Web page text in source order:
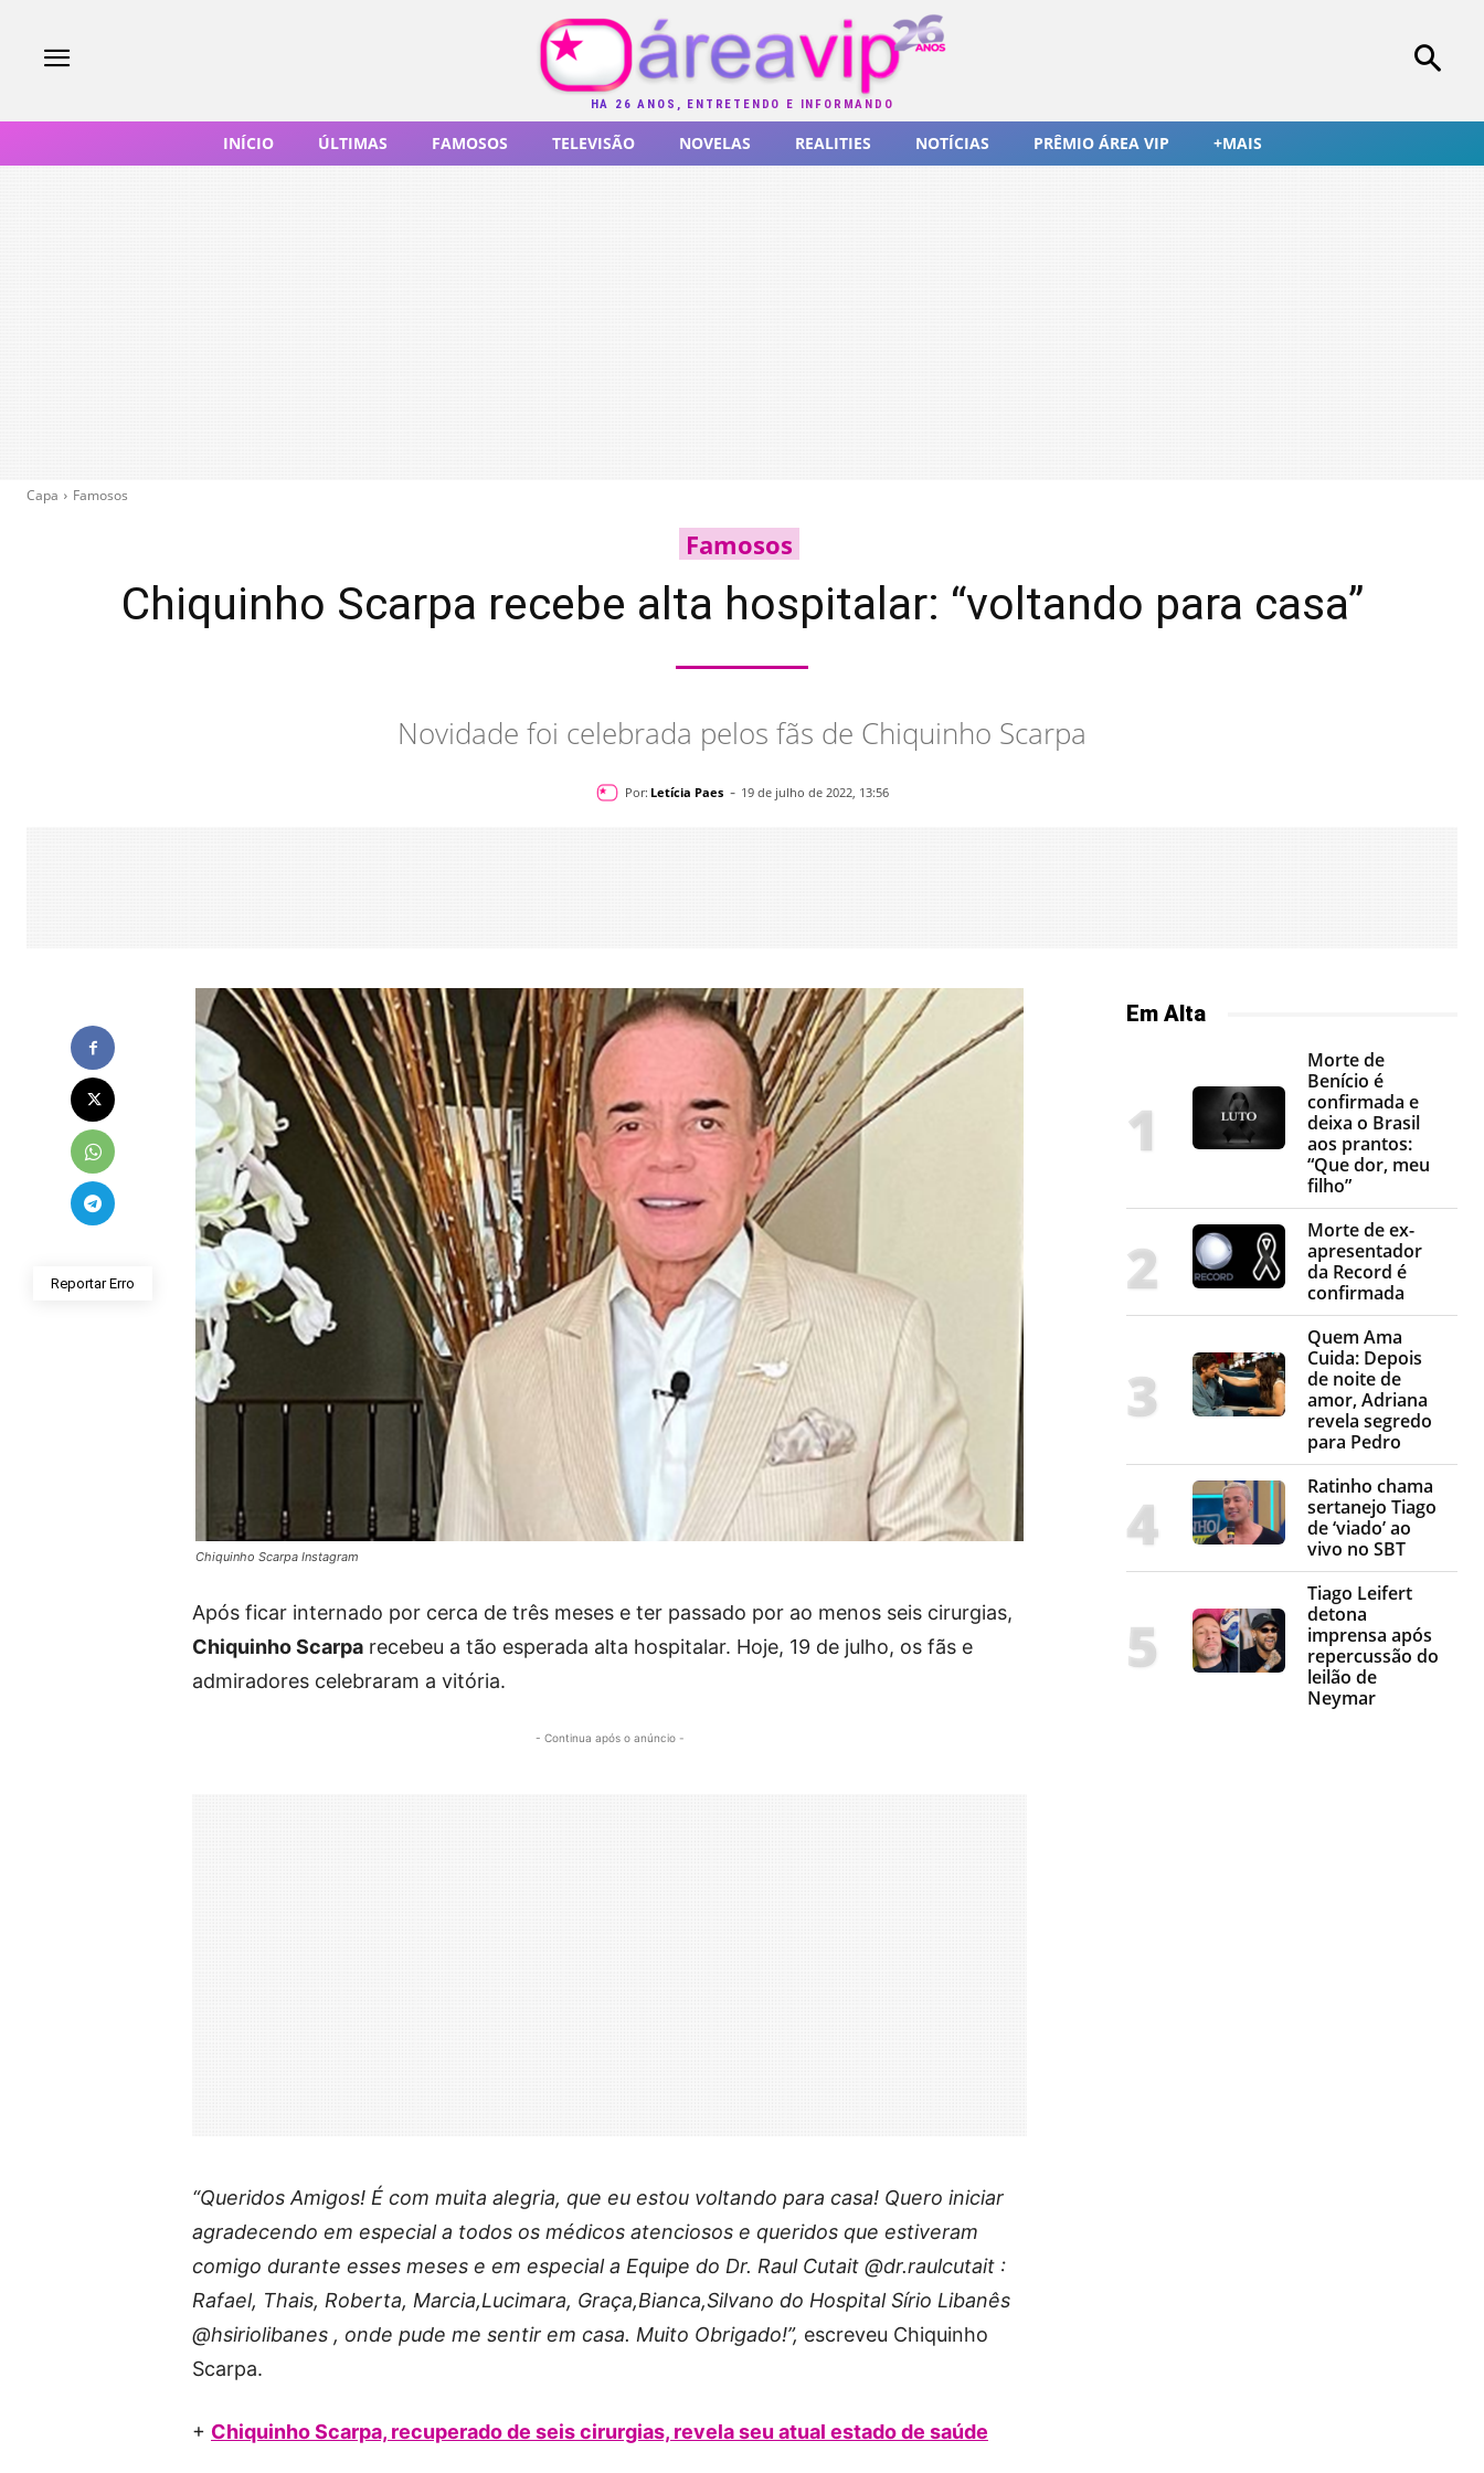
HÁ 26 ANOS, ENTRETENDO E INFORMANDO
INÍCIO ÚLTIMAS FAMOSOS TELEVISÃO NOVELAS REALITIES NOTÍCIAS PRÊMIO ÁREA VIP +MAIS
Capa Famosos
Famosos
Chiquinho Scarpa recebe alta hospitalar: “voltando para casa”
Novidade foi celebrada pelos fãs de Chiquinho Scarpa
Por: Letícia Paes - 19 de julho de 2022, 13:56
Reportar Erro
Chiquinho Scarpa Instagram
Após ficar internado por cerca de três meses e ter passado por ao menos seis cirurgias,
Chiquinho Scarpa recebeu a tão esperada alta hospitalar. Hoje, 19 de julho, os fãs e
admiradores celebraram a vitória.
- Continua após o anúncio -
“Queridos Amigos! É com muita alegria, que eu estou voltando para casa! Quero iniciar
agradecendo em especial a todos os médicos atenciosos e queridos que estiveram
comigo durante esses meses e em especial a Equipe do Dr. Raul Cutait @dr.raulcutait :
Rafael, Thais, Roberta, Marcia,Lucimara, Graça,Bianca,Silvano do Hospital Sírio Libanês
@hsiriolibanes , onde pude me sentir em casa. Muito Obrigado!”, escreveu Chiquinho
Scarpa.
+ Chiquinho Scarpa, recuperado de seis cirurgias, revela seu atual estado de saúde
Em Alta
Morte de
Benício é
confirmada e
deixa o Brasil
aos prantos:
“Que dor, meu
filho”
Morte de ex-
apresentador
da Record é
confirmada
Quem Ama
Cuida: Depois
de noite de
amor, Adriana
revela segredo
para Pedro
Ratinho chama
sertanejo Tiago
de ‘viado’ ao
vivo no SBT
Tiago Leifert
detona
imprensa após
repercussão do
leilão de
Neymar